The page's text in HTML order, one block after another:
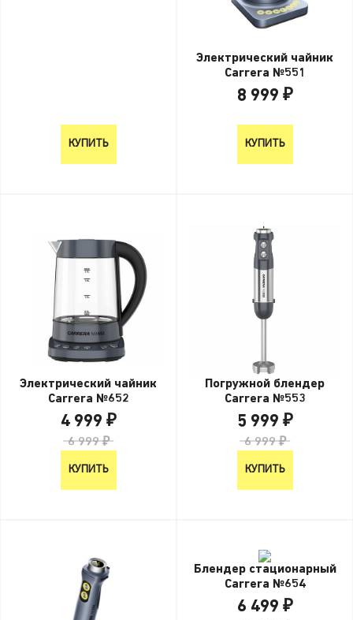
КУПИТЬ
Электрический чайник
Carrera №551
8 999 ₽
КУПИТЬ
Электрический чайник
Carrera №652
4 999 ₽
6 999 ₽
КУПИТЬ
Погружной блендер
Carrera №553
5 999 ₽
6 999 ₽
КУПИТЬ
Блендер стационарный
Carrera №654
6 499 ₽